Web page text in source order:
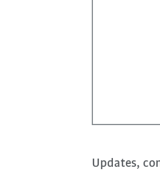
Updates,